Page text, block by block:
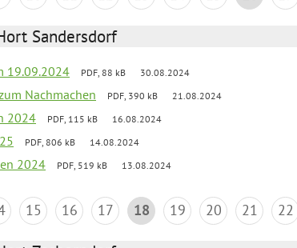
Sandersdorf
19.09.2024 PDF, 88 kB 30.08.2024
Nachmachen PDF, 390 kB 21.08.2024
2024 PDF, 115 kB 16.08.2024
PDF, 806 kB 14.08.2024
2024 PDF, 519 kB 13.08.2024
15 16 17 18 19 20 21 22